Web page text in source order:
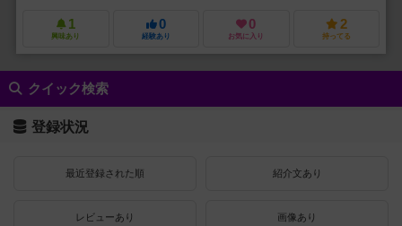
1
興味あり
0
経験あり
0
お気に入り
2
持ってる
クイック検索
登録状況
最近登録された順 紹介文あり
レビューあり 画像あり